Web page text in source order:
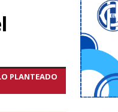
PLANTEADO